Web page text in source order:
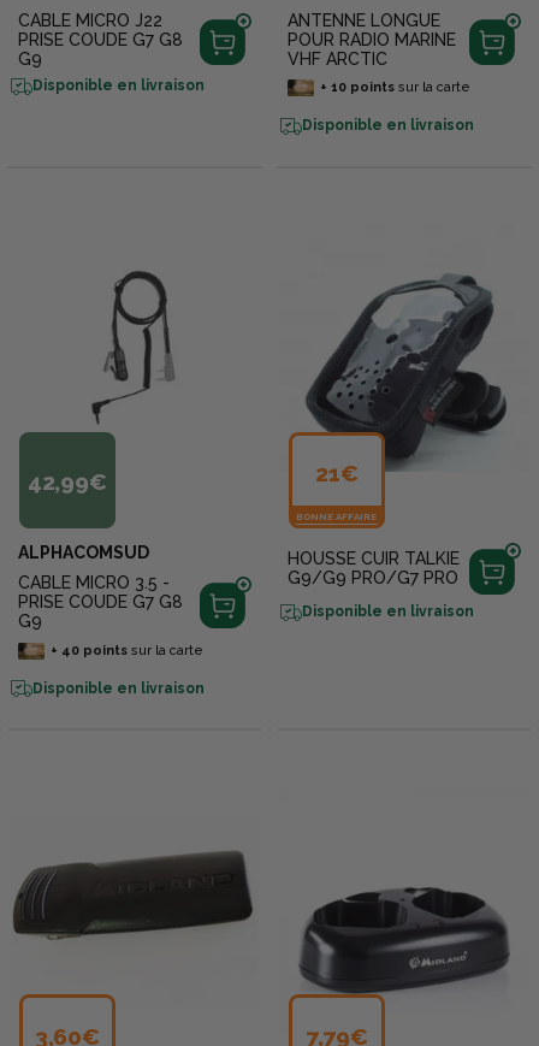
CABLE MICRO J22
PRISE COUDE G7 G8
G9
Disponible en livraison
ANTENNE LONGUE
POUR RADIO MARINE
VHF ARCTIC
+ 10pointssur la carte
Disponible en livraison
42,99€
ALPHACOMSUD
CABLE MICRO 3.5 -
PRISE COUDE G7 G8
G9
+ 40pointssur la carte
Disponible en livraison
21€
BONNE AFFAIRE
HOUSSE CUIR TALKIE
G9/G9 PRO/G7 PRO
Disponible en livraison
3,60€ 7,79€